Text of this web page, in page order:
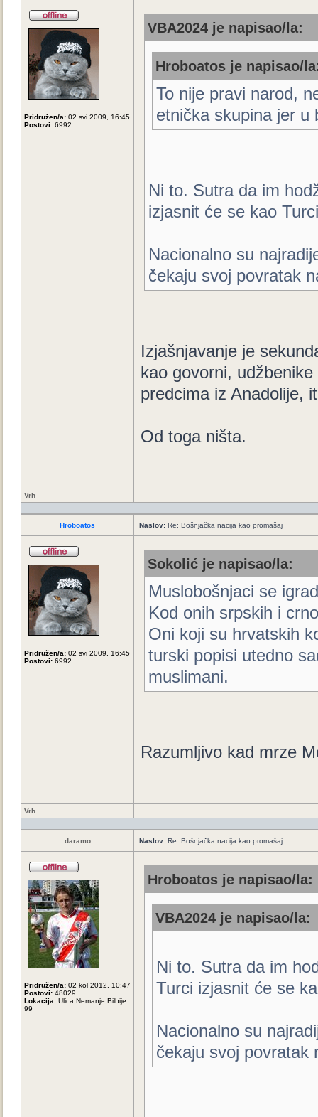
Pridružen/a: 02 svi 2009, 16:45
Postovi: 6992
VBA2024 je napisao/la:
Hroboatos je napisao/
To nije pravi narod,
etnička skupina jer u
Ni to. Sutra da im
izjasnit će se kao
Nacionalno su
čekaju svoj povratak
Izjašnjavanje je
kao govorni,
predcima iz Anadolije,
Od toga ništa.
Vrh
Hroboatos Naslov: Re: Bošnjačka nacija kao promašaj
Pridružen/a: 02 svi 2009, 16:45
Postovi: 6992
Sokolić je napisao/la:
Muslobošnjaci se
Kod onih srpskih i
Oni koji su hrvatskih
turski popisi utedno
muslimani.
Razumljivo kad mrze
Vrh
daramo Naslov: Re: Bošnjačka nacija kao promašaj
Pridružen/a: 02 kol 2012, 10:47
Postovi: 48029
Lokacija: Ulica Nemanje Bilbije
99
Hroboatos je napisao/la:
VBA2024 je napisao/la:
Ni to. Sutra da im
Turci izjasnit će se
Nacionalno su
čekaju svoj povratak